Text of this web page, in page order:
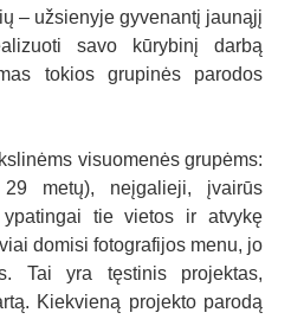
– užsienyje gyvenantį jaunąjį
savo kūrybinį darbą
tokios grupinės parodos
visuomenės grupėms:
metų), neįgalieji, įvairūs
ypatingai tie vietos ir atvykę
domisi fotografijos menu, jo
Tai yra tęstinis projektas,
Kiekvieną projekto parodą